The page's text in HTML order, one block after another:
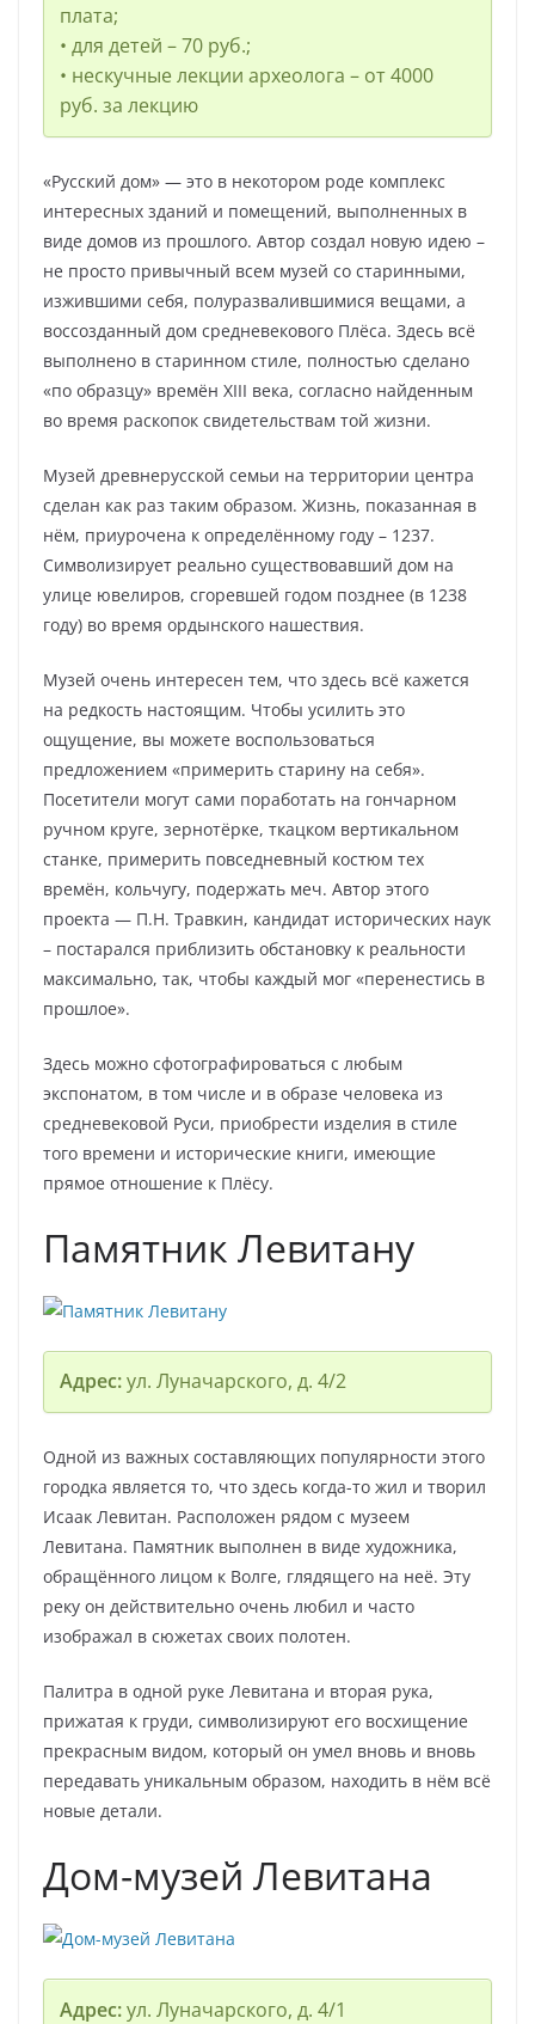
плата;
• для детей – 70 руб.;
• нескучные лекции археолога – от 4000
руб. за лекцию
«Русский дом» — это в некотором роде комплекс
интересных зданий и помещений, выполненных в
виде домов из прошлого. Автор создал новую идею –
не просто привычный всем музей со старинными,
изжившими себя, полуразвалившимися вещами, а
воссозданный дом средневекового Плёса. Здесь всё
выполнено в старинном стиле, полностью сделано
«по образцу» времён XIII века, согласно найденным
во время раскопок свидетельствам той жизни.
Музей древнерусской семьи на территории центра
сделан как раз таким образом. Жизнь, показанная в
нём, приурочена к определённому году – 1237.
Символизирует реально существовавший дом на
улице ювелиров, сгоревшей годом позднее (в 1238
году) во время ордынского нашествия.
Музей очень интересен тем, что здесь всё кажется
на редкость настоящим. Чтобы усилить это
ощущение, вы можете воспользоваться
предложением «примерить старину на себя».
Посетители могут сами поработать на гончарном
ручном круге, зернотёрке, ткацком вертикальном
станке, примерить повседневный костюм тех
времён, кольчугу, подержать меч. Автор этого
проекта — П.Н. Травкин, кандидат исторических наук
– постарался приблизить обстановку к реальности
максимально, так, чтобы каждый мог «перенестись в
прошлое».
Здесь можно сфотографироваться с любым
экспонатом, в том числе и в образе человека из
средневековой Руси, приобрести изделия в стиле
того времени и исторические книги, имеющие
прямое отношение к Плёсу.
Памятник Левитану
Адрес:ул. Луначарского, д. 4/2
Одной из важных составляющих популярности этого
городка является то, что здесь когда-то жил и творил
Исаак Левитан. Расположен рядом с музеем
Левитана. Памятник выполнен в виде художника,
обращённого лицом к Волге, глядящего на неё. Эту
реку он действительно очень любил и часто
изображал в сюжетах своих полотен.
Палитра в одной руке Левитана и вторая рука,
прижатая к груди, символизируют его восхищение
прекрасным видом, который он умел вновь и вновь
передавать уникальным образом, находить в нём всё
новые детали.
Дом-музей Левитана
Адрес:ул. Луначарского, д. 4/1